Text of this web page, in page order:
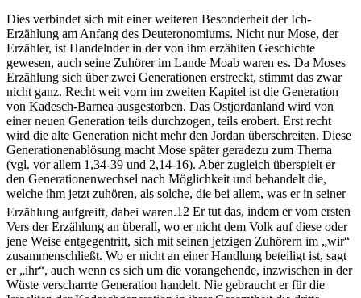
Dies verbindet sich mit einer weiteren Besonderheit der Ich-
Erzählung am Anfang des Deuteronomiums. Nicht nur Mose, der
Erzähler, ist Handelnder in der von ihm erzählten Geschichte
gewesen, auch seine Zuhörer im Lande Moab waren es. Da Moses
Erzählung sich über zwei Generationen erstreckt, stimmt das zwar
nicht ganz. Recht weit vorn im zweiten Kapitel ist die Generation
von Kadesch-Barnea ausgestorben. Das Ostjordanland wird von
einer neuen Generation teils durchzogen, teils erobert. Erst recht
wird die alte Generation nicht mehr den Jordan überschreiten. Diese
Generationenablösung macht Mose später geradezu zum Thema
(vgl. vor allem 1,34-39 und 2,14-16). Aber zugleich überspielt er
den Generationenwechsel nach Möglichkeit und behandelt die,
welche ihm jetzt zuhören, als solche, die bei allem, was er in seiner
Erzählung aufgreift, dabei waren.12 Er tut das, indem er vom ersten
Vers der Erzählung an überall, wo er nicht dem Volk auf diese oder
jene Weise entgegentritt, sich mit seinen jetzigen Zuhörern im „wir“
zusammenschließt. Wo er nicht an einer Handlung beteiligt ist, sagt
er „ihr“, auch wenn es sich um die vorangehende, inzwischen in der
Wüste verscharrte Generation handelt. Nie gebraucht er für die